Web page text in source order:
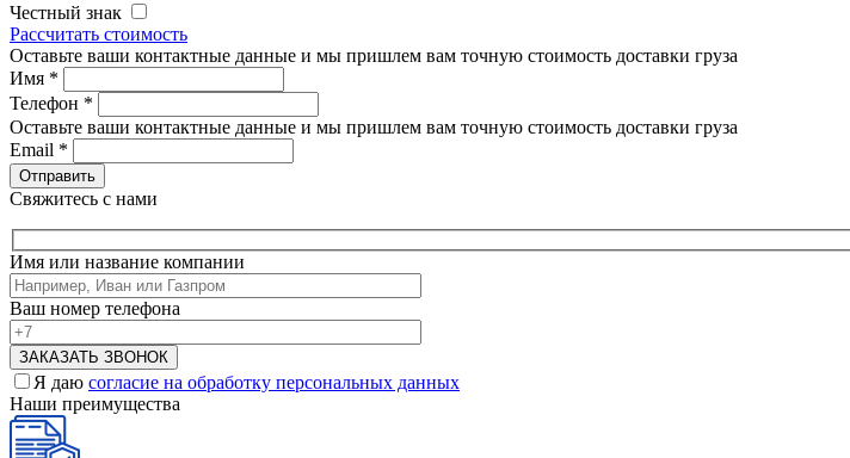
Честный знак
Рассчитать стоимость
Оставьте ваши контактные данные и мы пришлем вам точную стоимость доставки груза
Имя *
Телефон *
Оставьте ваши контактные данные и мы пришлем вам точную стоимость доставки груза
Email *
Свяжитесь с нами
Имя или название компании
Ваш номер телефона
Я даю согласие на обработку персональных данных
Наши преимущества